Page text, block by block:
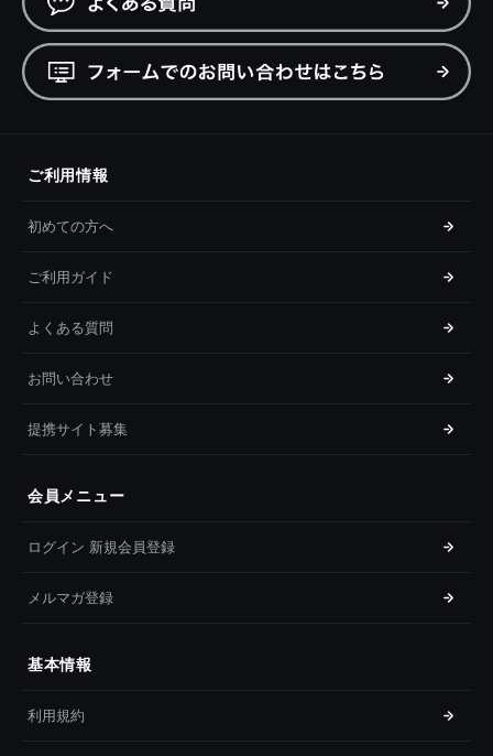
ご利用情報
初めての方へ
ご利用ガイド
よくある質問
お問い合わせ
提携サイト募集
会員メニュー
ログイン 新規会員登録
メルマガ登録
基本情報
利用規約